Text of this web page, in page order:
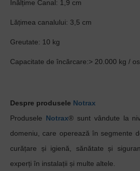
Înălțime Canal : 1,9 cm
Lățimea canalului: 3,5 cm
Greutate: 10 kg
Capacitate de încărcare:> 20.000 kg /
Despre produsele Notrax
Produsele Notrax® sunt vândute la
domeniu, care operează în segmente
curățare și igienă, sănătate și
experți în instalații și multe altele.